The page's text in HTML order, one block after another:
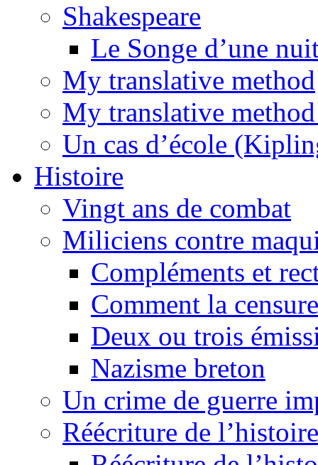
Shakespeare
Le Songe d’une
My translative method
My translative
Un cas d’école
Histoire
Vingt ans de combat
Miliciens contre
Compléments et
Comment la
Deux ou trois
Nazisme breton
Un crime de guerre
Réécriture de